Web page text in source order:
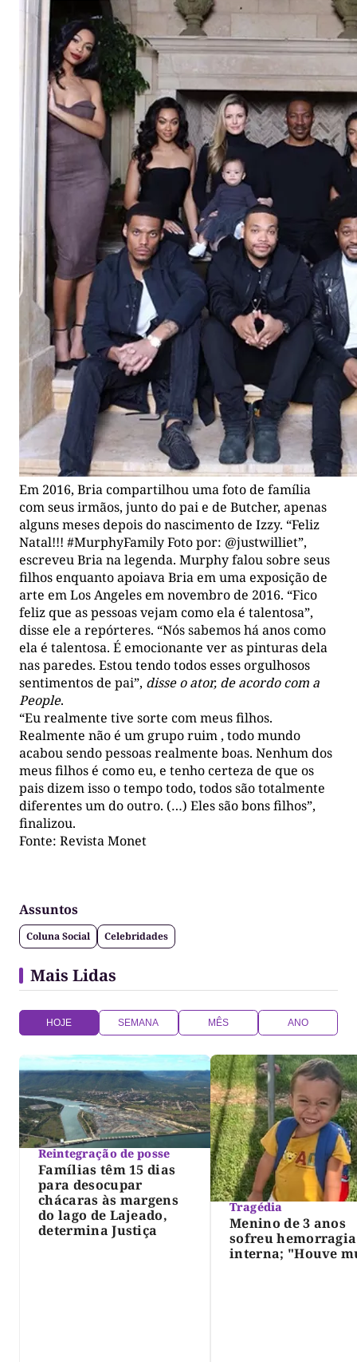
Em 2016, Bria compartilhou uma foto de família
com seus irmãos, junto do pai e de Butcher, apenas
alguns meses depois do nascimento de Izzy. “Feliz
Natal!!! #MurphyFamily Foto por: @justwilliet”,
escreveu Bria na legenda. Murphy falou sobre seus
filhos enquanto apoiava Bria em uma exposição de
arte em Los Angeles em novembro de 2016. “Fico
feliz que as pessoas vejam como ela é talentosa”,
disse ele a repórteres. “Nós sabemos há anos como
ela é talentosa. É emocionante ver as pinturas dela
nas paredes. Estou tendo todos esses orgulhosos
sentimentos de pai”, disse o ator, de acordo com a
People.
“Eu realmente tive sorte com meus filhos.
Realmente não é um grupo ruim , todo mundo
acabou sendo pessoas realmente boas. Nenhum dos
meus filhos é como eu, e tenho certeza de que os
pais dizem isso o tempo todo, todos são totalmente
diferentes um do outro. (…) Eles são bons filhos”,
finalizou.
Fonte: Revista Monet
Assuntos
Coluna Social Celebridades
Mais Lidas
HOJE SEMANA MÊS ANO
Reintegração de posse
Famílias têm 15 dias
para desocupar
chácaras às margens
do lago de Lajeado,
determina Justiça
Tragédia
Menino de 3 anos
sofreu hemorragia
interna; "Houve